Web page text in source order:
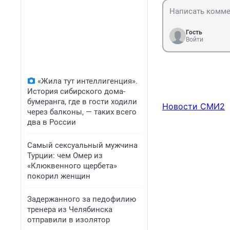
«Жила тут интеллигенция».
История сибирского дома-
бумеранга, где в гости ходили
через балконы, — таких всего
два в России
Самый сексуальный мужчина
Турции: чем Омер из
«Клюквенного щербета»
покорил женщин
Задержанного за педофилию
тренера из Челябинска
отправили в изолятор
Гость
Войти
Новости СМИ2